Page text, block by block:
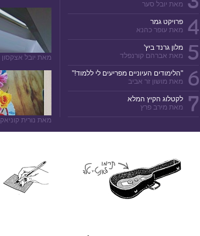
מאת יובל סער
4
פרויקט גמר
מאת עופר כהנא
5
מלון גרנד ביץ'
מאת אברהם קורנפלד
6
"הלימודים העיוניים מפריעים לי ללמוד!"
מאת מושון זר אביב
7
לקטלוג הקיץ המלא
מאת מירב פרץ
מאת יובל אצקסון
מאת נורית קוניאק